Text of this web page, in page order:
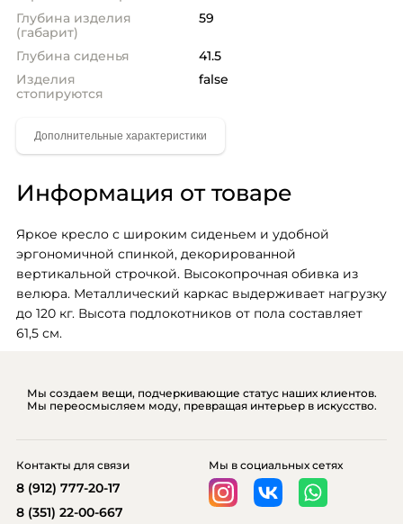
Глубина изделия
(габарит)
59
Глубина сиденья
41.5
Изделия
стопируются
false
Информация от товаре
Яркое кресло с широким сиденьем и удобной
эргономичной спинкой, декорированной
вертикальной строчкой. Высокопрочная обивка из
велюра. Металлический каркас выдерживает нагрузку
до 120 кг. Высота подлокотников от пола составляет
61,5 см.
Мы создаем вещи, подчеркивающие статус наших клиентов.
Мы переосмысляем моду, превращая интерьер в искусство.
Мы в социальных сетях
Контакты для связи
8 (912) 777-20-17
8 (351) 22-00-667